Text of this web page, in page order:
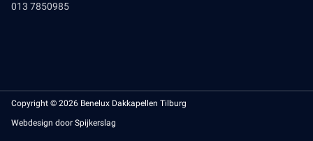
013 7850985
Copyright © 2026 Benelux Dakkapellen Tilburg
Webdesign door Spijkerslag